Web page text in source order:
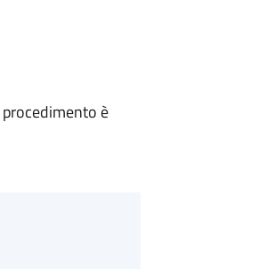
è